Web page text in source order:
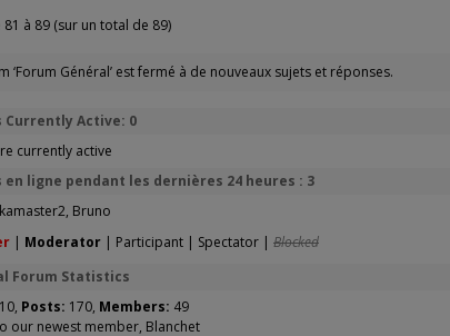
81 à 89 (sur un total de 89)
‘Forum Général’ est fermé à de nouveaux sujets et réponses.
Currently Active: 0
currently active
en ligne pendant les dernières 24 heures : 3
, Bruno
| Moderator | Participant | Spectator | Blocked
Forum Statistics
10, Posts: 170, Members: 49
our newest member, Blanchet